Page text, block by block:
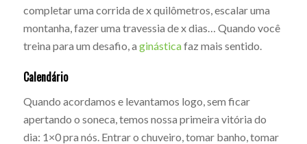
completar uma corrida de x quilômetros, escalar uma
montanha, fazer uma travessia de x dias… Quando você
treina para um desafio, a ginásticafaz mais sentido.
Calendário
Quando acordamos e levantamos logo, sem ficar
apertando o soneca, temos nossa primeira vitória do
dia: 1×0 pra nós. Entrar o chuveiro, tomar banho, tomar